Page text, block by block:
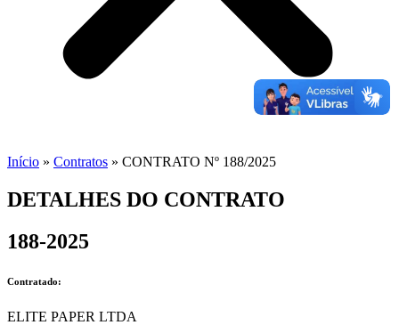
Início » Contratos » CONTRATO Nº 188/2025
DETALHES DO CONTRATO​
188-2025
Contratado:
ELITE PAPER LTDA